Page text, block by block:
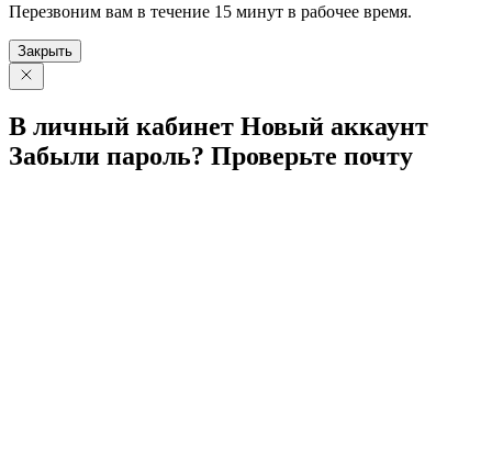
Перезвоним вам в течение 15 минут в рабочее время.
Закрыть
В личный кабинет Новый аккаунт
Забыли пароль? Проверьте почту